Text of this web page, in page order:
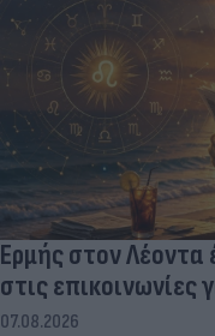
Ερμής στον Λέοντα
στις επικοινωνίες
07.08.2026